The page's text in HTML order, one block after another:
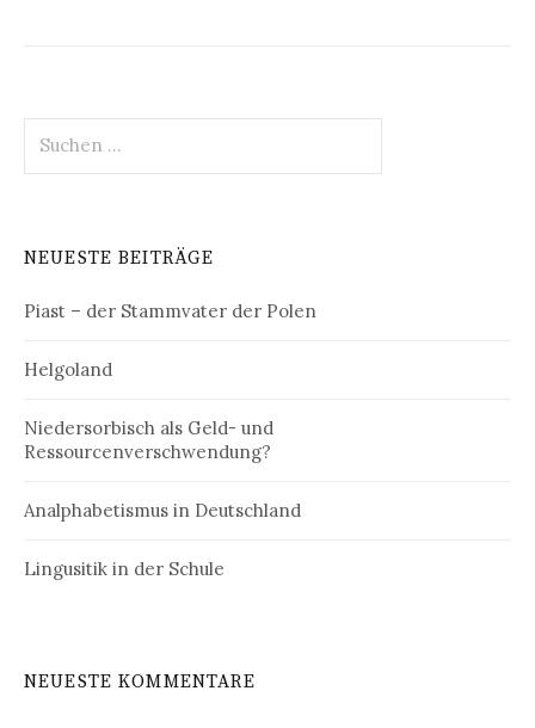
nach:
NEUESTE BEITRÄGE
Piast – der Stammvater der Polen
Helgoland
Niedersorbisch als Geld- und
Ressourcenverschwendung?
Analphabetismus in Deutschland
Lingusitik in der Schule
NEUESTE KOMMENTARE